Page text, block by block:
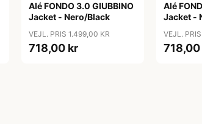
Alé FONDO 3.0 GIUBBINO
Jacket - Nero/Black
VEJL. PRIS 1.499,00 KR
718,00 kr
Alé
Jacket -
VEJL.